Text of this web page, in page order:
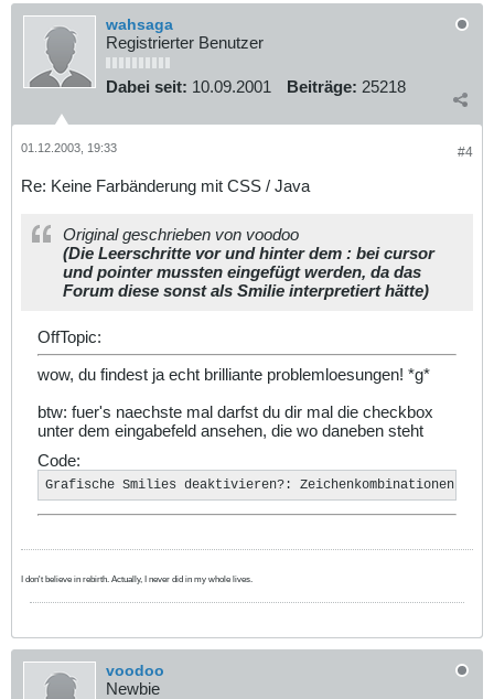
wahsaga
Registrierter Benutzer
Dabei seit: 10.09.2001 Beiträge: 25218
#4
01.12.2003, 19:33
Re: Keine Farbänderung mit CSS / Java
Original geschrieben von voodoo
(Die Leerschritte vor und hinter dem : bei cursor
und pointer mussten eingefügt werden, da das
Forum diese sonst als Smilie interpretiert hätte)
OffTopic:
wow, du findest ja echt brilliante problemloesungen! *g*
btw: fuer's naechste mal darfst du dir mal die checkbox
unter dem eingabefeld ansehen, die wo daneben steht
Code:
Grafische Smilies deaktivieren?: Zeichenkombinationen
I don't believe in rebirth. Actually, I never did in my whole lives.
voodoo
Newbie